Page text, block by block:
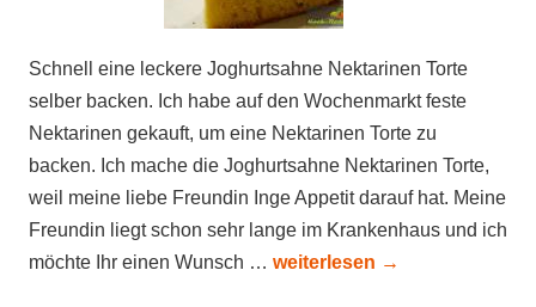
Schnell eine leckere Joghurtsahne Nektarinen Torte
selber backen. Ich habe auf den Wochenmarkt feste
Nektarinen gekauft, um eine Nektarinen Torte zu
backen. Ich mache die Joghurtsahne Nektarinen Torte,
weil meine liebe Freundin Inge Appetit darauf hat. Meine
Freundin liegt schon sehr lange im Krankenhaus und ich
möchte Ihr einen Wunsch … weiterlesen →